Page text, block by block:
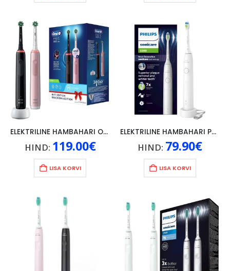
ELEKTRILINE HAMBAHARI ORAL-B PRO 3 3900N CROSS ACTION, 2TK, ROOSA JA MUST
HIND: 119.00€
LISA KORVI
ELEKTRILINE HAMBAHARI PHILIPS HX6110, VALGE
HIND: 79.90€
LISA KORVI